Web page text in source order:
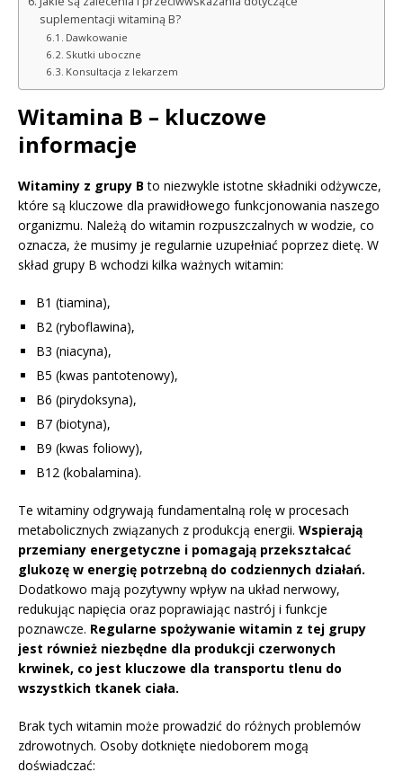
suplementacji witaminą B?
Dawkowanie
Skutki uboczne
Konsultacja z lekarzem
Witamina B – kluczowe
informacje
Witaminy z grupy B to niezwykle istotne składniki odżywcze,
które są kluczowe dla prawidłowego funkcjonowania naszego
organizmu. Należą do witamin rozpuszczalnych w wodzie, co
oznacza, że musimy je regularnie uzupełniać poprzez dietę. W
skład grupy B wchodzi kilka ważnych witamin:
B1 (tiamina),
B2 (ryboflawina),
B3 (niacyna),
B5 (kwas pantotenowy),
B6 (pirydoksyna),
B7 (biotyna),
B9 (kwas foliowy),
B12 (kobalamina).
Te witaminy odgrywają fundamentalną rolę w procesach
metabolicznych związanych z produkcją energii. Wspierają
przemiany energetyczne i pomagają przekształcać
glukozę w energię potrzebną do codziennych działań.
Dodatkowo mają pozytywny wpływ na układ nerwowy,
redukując napięcia oraz poprawiając nastrój i funkcje
poznawcze. Regularne spożywanie witamin z tej grupy
jest również niezbędne dla produkcji czerwonych
krwinek, co jest kluczowe dla transportu tlenu do
wszystkich tkanek ciała.
Brak tych witamin może prowadzić do różnych problemów
zdrowotnych. Osoby dotknięte niedoborem mogą
doświadczać: